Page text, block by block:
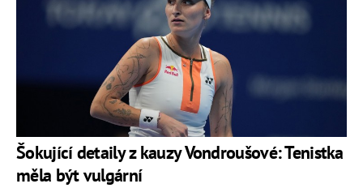
Šokující detaily z kauzy Vondroušové: Tenistka
měla být vulgární